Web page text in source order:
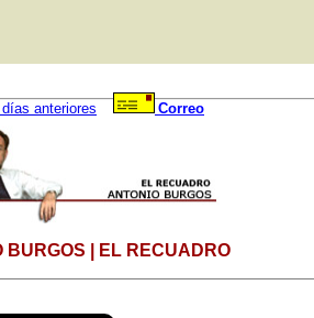
anteriores Correo
BURGOS | EL RECUADRO